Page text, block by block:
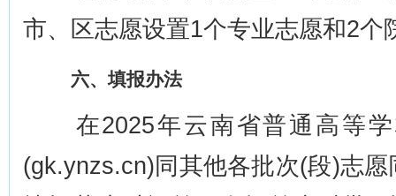
市、区志愿设置1个专业志愿和2个
六、填报办法
在2025年云南省普通高等学
(gk.ynzs.cn)同其他各批次(段)志